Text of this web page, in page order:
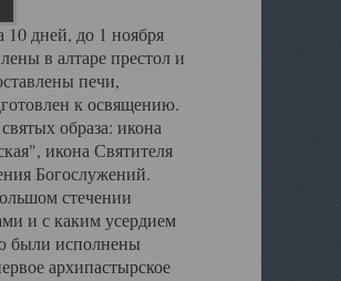
дней, до 1 ноября
в алтаре престол и
печи,
к освящению.
образа: икона
икона Святителя
Богослужений.
стечении
и с каким усердием
были исполнены
архипастырское